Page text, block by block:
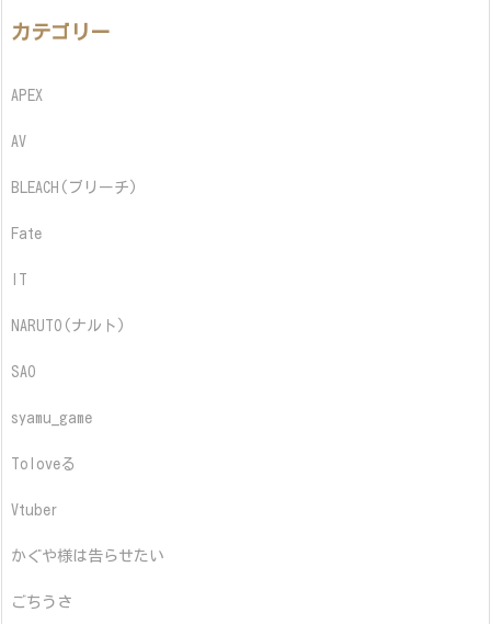
カテゴリー
APEX
AV
BLEACH(ブリーチ)
Fate
NARUTO(ナルト)
SAO
syamu_game
Toloveる
Vtuber
かぐや様は告らせたい
ごちうさ